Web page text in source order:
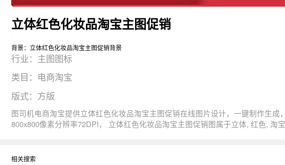
立体红色化妆品淘宝主图促销
背景：立体红色化妆品淘宝主图促销背景
行业：主图图标
类目：电商淘宝
版式：方版
图司机电商淘宝提供立体红色化妆品淘宝主图促销在线图片设计，一键制作生成， 图片资源是由663915于2020-06-01T18:23:21+08:00传的作品。 图片立体红色化妆品淘宝好礼直通车活动尺寸
800x800像素分辨率72DPI， 立体红色化妆品淘宝主图促销图属于立体, 红色, 淘宝, 化妆品, 活动主题。 主要用于主图图标行业，为您推荐与立体红色化妆品淘宝主图促销相关的专题红色立体场景,
相关搜索